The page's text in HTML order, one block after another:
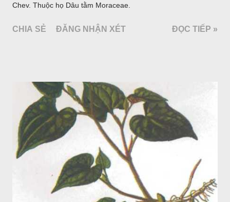
Chev. Thuộc họ Dâu tằm Moraceae.
CHIA SẺ ĐĂNG NHẬN XÉT ĐỌC TIẾP »